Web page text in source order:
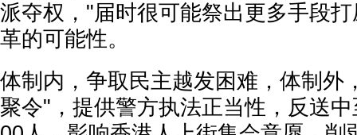
派夺权，"届时很可能祭出更多手段
革的可能性。
体制内，争取民主越发困难，体制外
聚令"，提供警方执法正当性，反送